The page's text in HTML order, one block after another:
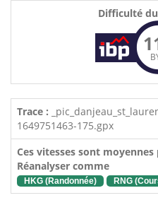
Difficulté
Trace :
1649751463-175.gpx
Ces vitesses sont moyennes
Réanalyser comme
HKG (Randonnée) RNG